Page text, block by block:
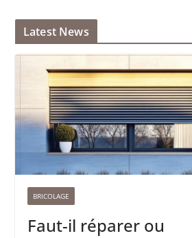
Latest News
BRICOLAGE
Faut-il réparer ou